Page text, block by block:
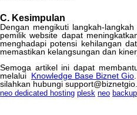
C. Kesimpulan
Dengan mengikuti langkah-langkah
pemilik website dapat
menghadapi potensi kehilangan
memastikan kelangsungan dan
Semoga artikel ini dapat
melalui Knowledge Base Biznet Gio
silahkan hubungi support@biznetgio
neo dedicated hosting plesk neo backup